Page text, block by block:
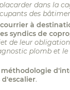
dans la
des
à
syndics de
de leur
plomb et
d'escalier.